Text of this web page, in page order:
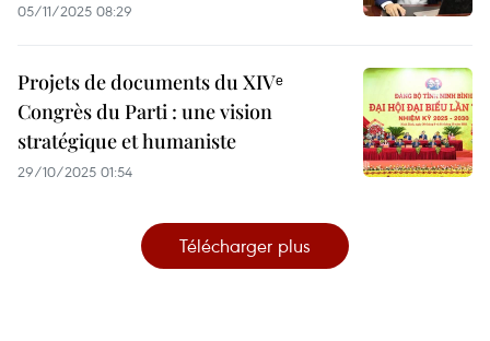
05/11/2025 08:29
Projets de documents du XIVᵉ
Congrès du Parti : une vision
stratégique et humaniste
29/10/2025 01:54
Télécharger plus